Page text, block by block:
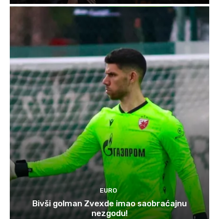
EURO
Bivši golman Zvexde imao saobraćajnu
nezgodu!